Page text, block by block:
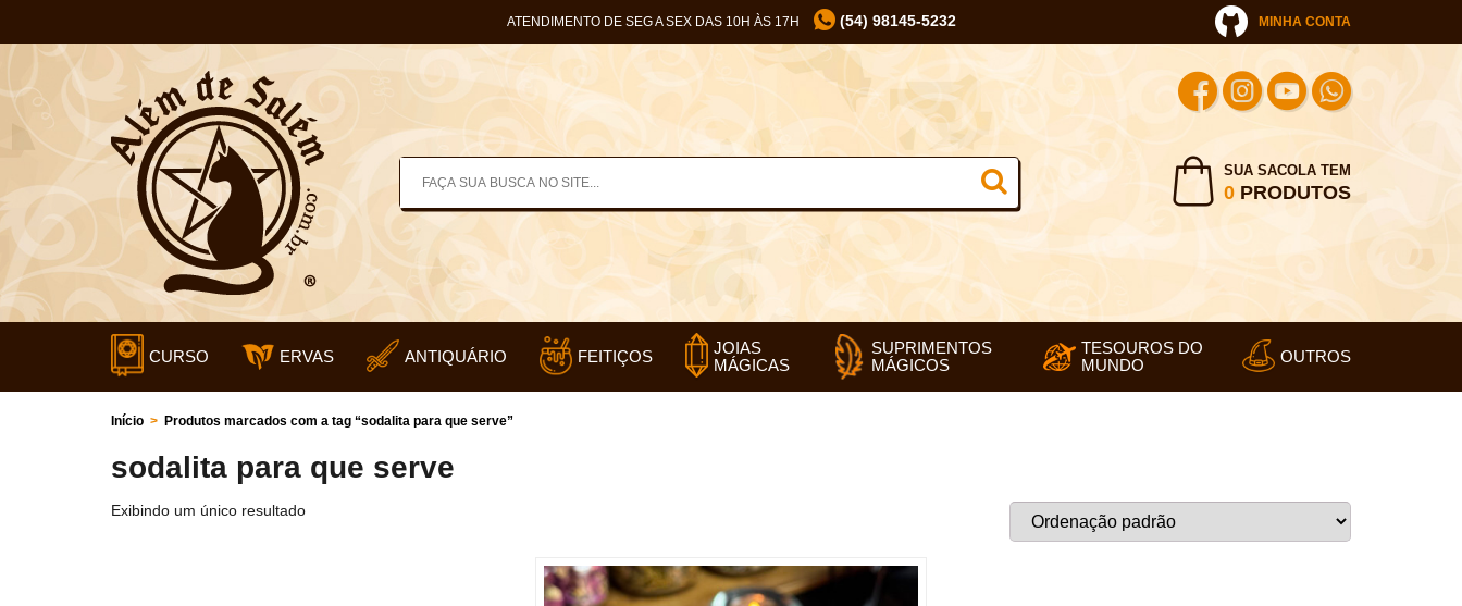
ATENDIMENTO DE SEG A SEX DAS 10H ÀS 17H (54) 98145-5232 MINHA CONTA
SUA SACOLA TEM
0PRODUTOS
CURSO ERVAS ANTIQUÁRIO FEITIÇOS
JOIAS
MÁGICAS
SUPRIMENTOS
MÁGICOS
TESOUROS DO
MUNDO
OUTROS
Início > Produtos marcados com a tag “sodalita para que serve”
sodalita para que serve
Exibindo um único resultado